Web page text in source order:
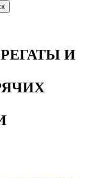
И